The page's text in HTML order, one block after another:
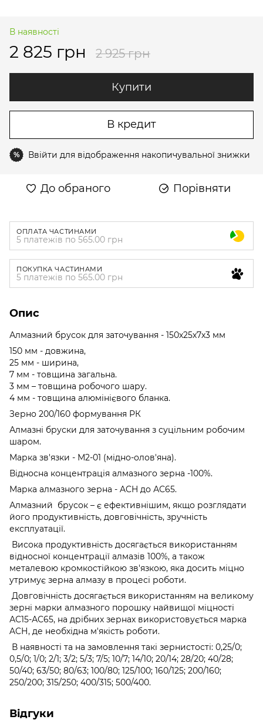
В наявності
2 825 грн 2 925 грн
Купити
В кредит
% Ввійти для відображення накопичувальної знижки
До обраного Порівняти
ОПЛАТА ЧАСТИНАМИ
5 платежів по 565.00 грн
ПОКУПКА ЧАСТИНАМИ
5 платежів по 565.00 грн
Опис
Алмазний брусок для заточування - 150х25х7х3 мм
150 мм - довжина,
25 мм - ширина,
7 мм - товщина загальна.
3 мм – товщина робочого шару.
4 мм - товщина алюмінієвого бланка.
Зерно 200/160 формування РК
Алмазні бруски для заточування з суцільним робочим
шаром.
Марка зв'язки - М2-01 (мідно-олов'яна).
Відносна концентрація алмазного зерна -100%.
Марка алмазного зерна - ACH до АС65.
Алмазний брусок – є ефективнішим, якщо розглядати
його продуктивність, довговічність, зручність
експлуатації.
Висока продуктивність досягається використанням
відносної концентрації алмазів 100%, а також
металевою кромкостійкою зв'язкою, яка досить міцно
утримує зерна алмазу в процесі роботи.
Довговічність досягається використанням на великому
зерні марки алмазного порошку найвищої міцності
АС15-АС65, на дрібних зернах використовується марка
ACН, де необхідна м'якість роботи.
В наявності та на замовлення такі зернистості: 0,25/0;
0,5/0; 1/0; 2/1; 3/2; 5/3; 7/5; 10/7; 14/10; 20/14; 28/20; 40/28;
50/40; 63/50; 80/63; 100/80; 125/100; 160/125; 200/160;
250/200; 315/250; 400/315; 500/400.
Відгуки